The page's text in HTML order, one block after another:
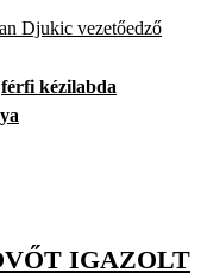
Djukic vezetőedző
férfi kézilabda
IGAZOLT